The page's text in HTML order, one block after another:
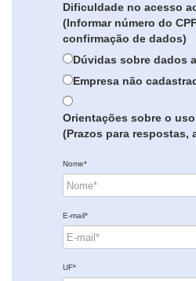
Dificuldade no acesso
(Informar número do
confirmação de dados)
Dúvidas sobre dados
Empresa não
Orientações sobre o
(Prazos para respostas,
Nome*
E-mail*
UF*